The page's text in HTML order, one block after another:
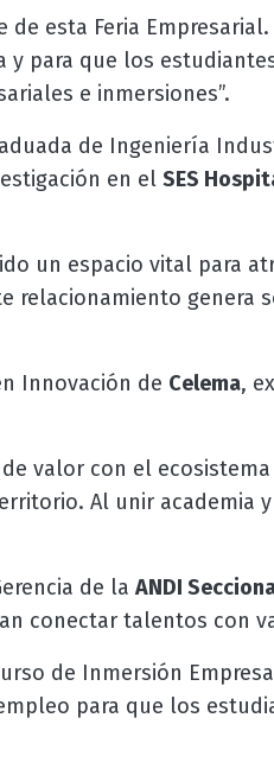
esta Feria
para que los
e inmersiones”.
de Ingeniería
en el SES
un espacio vital para
relacionamiento genera
Innovación de Celema,
valor con el
Al unir academia y
de la ANDI
conectar talentos con
de Inmersión
para que los